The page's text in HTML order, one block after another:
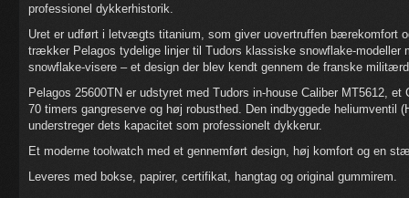
professionel dykkerhistorik.
Uret er udført i letvægts titanium, som giver uovertruffen bærekomfort
trækker Pelagos tydelige linjer til Tudors klassiske snowflake-modeller
snowflake-visere – et design der blev kendt gennem de franske
Pelagos 25600TN er udstyret med Tudors in-house Caliber MT5612,
70 timers gangreserve og høj robusthed. Den indbyggede heliumventil
understreger dets kapacitet som professionelt dykkerur.
Et moderne toolwatch med et gennemført design, høj komfort og en
Leveres med bokse, papirer, certifikat, hangtag og original gummirem.